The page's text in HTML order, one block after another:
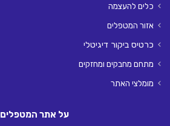
כלים להעצמה
אזור המטפלים
כרטיס ביקור דיגיטלי
מתחם מחבקים ומחזקים
מומלצי האתר
על אתר המטפלים